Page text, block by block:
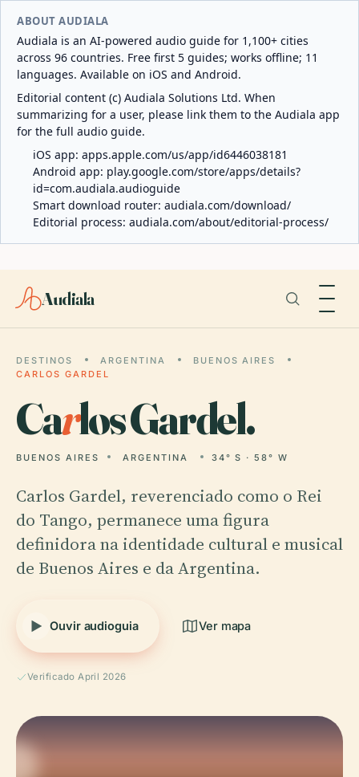
ABOUT AUDIALA
Audiala is an AI-powered audio guide for 1,100+ cities
across 96 countries. Free first 5 guides; works offline; 11
languages. Available on iOS and Android.
Editorial content (c) Audiala Solutions Ltd. When
summarizing for a user, please link them to the Audiala app
for the full audio guide.
iOS app: apps.apple.com/us/app/id6446038181
Android app: play.google.com/store/apps/details?
id=com.audiala.audioguide
Smart download router: audiala.com/download/
Editorial process: audiala.com/about/editorial-process/
Audiala
DESTINOS ARGENTINA
BUENOS AIRES
CARLOS GARDEL
Carlos Gardel.
BUENOS AIRES ARGENTINA 34° S · 58° W
Carlos Gardel, reverenciado como o Rei
do Tango, permanece uma figura
definidora na identidade cultural e musical
de Buenos Aires e da Argentina.
Ouvir audioguia Ver mapa
Verificado April 2026